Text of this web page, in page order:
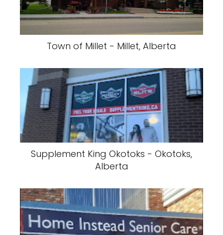
Town of Millet - Millet, Alberta
Supplement King Okotoks - Okotoks,
Alberta